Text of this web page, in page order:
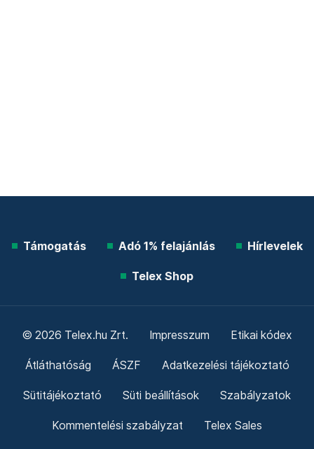
Támogatás Adó 1% felajánlás Hírlevelek
Telex Shop
© 2026 Telex.hu Zrt. Impresszum Etikai kódex
Átláthatóság ÁSZF Adatkezelési tájékoztató
Sütitájékoztató Süti beállítások Szabályzatok
Kommentelési szabályzat Telex Sales